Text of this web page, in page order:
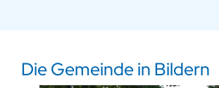
Die Gemeinde in Bildern